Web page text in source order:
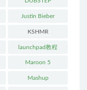
Justin Bieber
KSHMR
launchpad教程
Maroon 5
Mashup